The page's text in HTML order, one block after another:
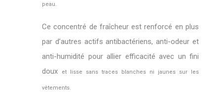
peau.
Ce concentré de fraîcheur est renforcé en plus
par d’autres actifs antibactériens, anti-odeur et
anti-humidité pour allier efficacité avec un fini
doux
et lisse sans traces blanches ni jaunes sur les
vêtements.